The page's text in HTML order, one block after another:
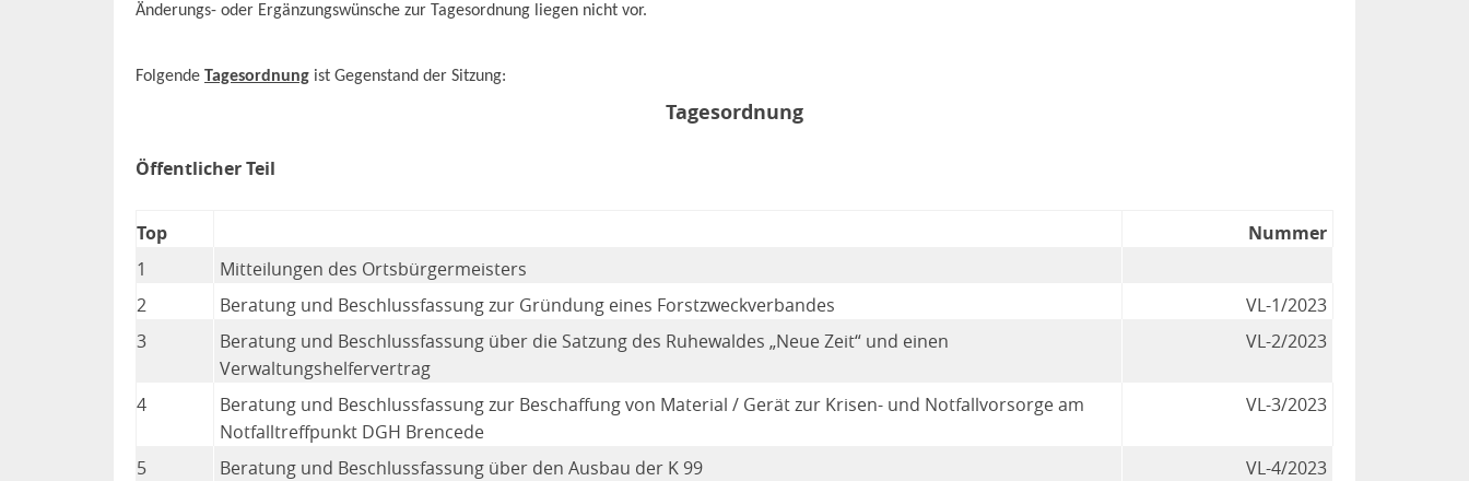
Änderungs- oder Ergänzungswünsche zur Tagesordnung liegen nicht vor.
Folgende Tagesordnung ist Gegenstand der Sitzung:
Tagesordnung
Öffentlicher Teil
Top
Nummer
1
Mitteilungen des Ortsbürgermeisters
2
Beratung und Beschlussfassung zur Gründung eines Forstzweckverbandes
VL-1/2023
3
Beratung und Beschlussfassung über die Satzung des Ruhewaldes „Neue Zeit“ und einen
Verwaltungshelfervertrag
VL-2/2023
4
Beratung und Beschlussfassung zur Beschaffung von Material / Gerät zur Krisen- und Notfallvorsorge am
Notfalltreffpunkt DGH Brencede
VL-3/2023
5 Beratung und Beschlussfassung über den Ausbau der K 99
VL-4/2023